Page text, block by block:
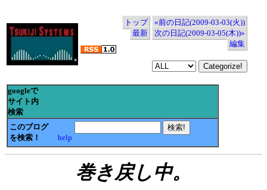
トップ
«前の日記(2009-03-03(火))
最新
次の日記(2009-03-05(木))»
編集
googleで
サイト内
検索
このブログ
を検索！
help
巻き戻し中。